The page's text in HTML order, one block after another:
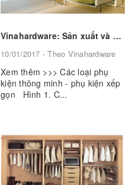
Vinahardware: Sản xuất và cung ứng Phụ kiện thông minh - Phụ kiện xếp gọn
10/01/2017 - Theo Vinahardware
Xem thêm >>> Các loại phụ
kiện thông minh - phụ kiện xếp
gọn Hình 1. C...